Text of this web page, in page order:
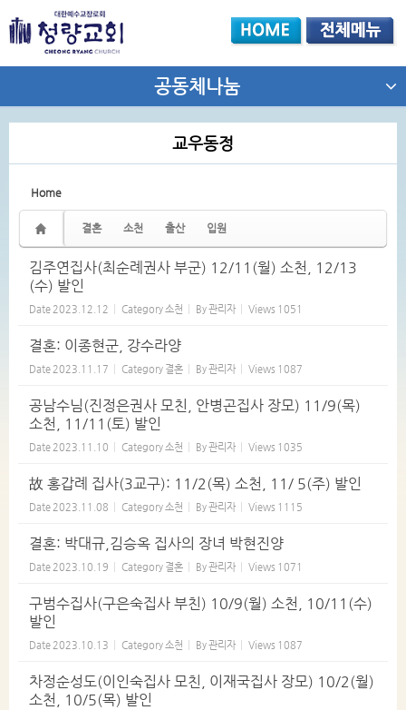
공동체나눔
교우동정
Home
결혼 소천 출산 입원
김주연집사(최순례권사 부군) 12/11(월) 소천, 12/13
(수) 발인
Date 2023.12.12 Category소천 By관리자 Views 1051
결혼: 이종현군, 강수라양
Date 2023.11.17 Category 결혼 By관리자 Views 1087
공남수님(진정은권사 모친, 안병곤집사 장모) 11/9(목)
소천, 11/11(토) 발인
Date 2023.11.10 Category소천 By관리자 Views 1035
故 홍갑례 집사(3교구): 11/2(목) 소천, 11/ 5(주) 발인
Date 2023.11.08 Category소천 By관리자 Views 1115
결혼: 박대규,김승옥 집사의 장녀 박현진양
Date 2023.10.19 Category 결혼 By관리자 Views 1071
구범수집사(구은숙집사 부친) 10/9(월) 소천, 10/11(수)
발인
Date 2023.10.13 Category소천 By관리자 Views 1087
차정순성도(이인숙집사 모친, 이재국집사 장모) 10/2(월)
소천, 10/5(목) 발인
Sketchbook5, 스케치북5
Sketchbook5, 스케치북5